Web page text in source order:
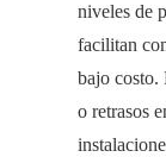
niveles de
facilitan
bajo costo.
o retrasos